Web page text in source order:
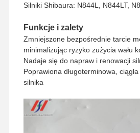
Silniki Shibaura: N844L, N844LT,
Funkcje i zalety
Zmniejszone bezpośrednie tarcie
minimalizując ryzyko zużycia wału
Nadaje się do napraw i renowacji
Poprawiona długoterminowa,
silnika